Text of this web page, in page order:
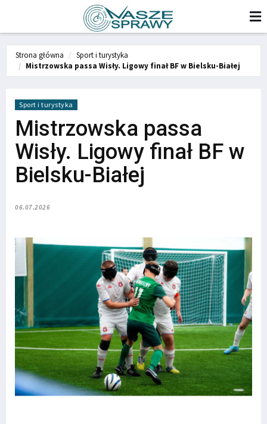
Strona główna
Sport i turystyka
Mistrzowska passa Wisły. Ligowy finał BF w Bielsku-Białej
Sport i turystyka
Mistrzowska passa
Wisły. Ligowy finał BF w
Bielsku-Białej
06.07.2026